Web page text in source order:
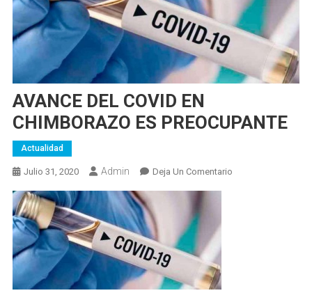
AVANCE DEL COVID EN
CHIMBORAZO ES PREOCUPANTE
Actualidad
Julio 31, 2020 Admin Deja Un ComentarioEn